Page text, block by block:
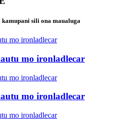
sili ona maualuga
mo ironladlecar
mo ironladlecar